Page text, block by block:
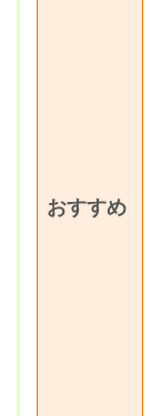
おすすめ